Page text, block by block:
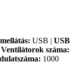
USB | USB
Ventilátorok száma:
1000